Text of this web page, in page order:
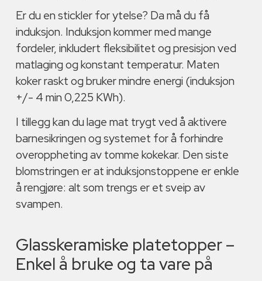
Er du en stickler for ytelse? Da må du få
induksjon. Induksjon kommer med mange
fordeler, inkludert fleksibilitet og presisjon ved
matlaging og konstant temperatur. Maten
koker raskt og bruker mindre energi (induksjon
+/- 4 min 0,225 KWh).
I tillegg kan du lage mat trygt ved å aktivere
barnesikringen og systemet for å forhindre
overoppheting av tomme kokekar. Den siste
blomstringen er at induksjonstoppene er enkle
å rengjøre: alt som trengs er et sveip av
svampen.
Glasskeramiske platetopper –
Enkel å bruke og ta vare på